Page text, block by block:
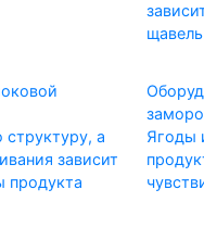
а
зависит
Ягоды